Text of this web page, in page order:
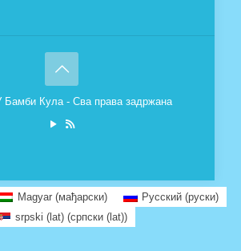
Кула - Сва права задржана
Magyar(мађарски) Русский(руски)
srpski (lat)(српски (lat))